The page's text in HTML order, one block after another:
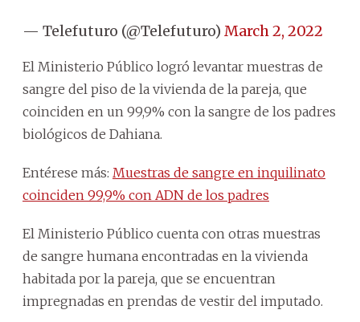
— Telefuturo (@Telefuturo) March 2, 2022
El Ministerio Público logró levantar muestras de
sangre del piso de la vivienda de la pareja, que
coinciden en un 99,9% con la sangre de los padres
biológicos de Dahiana.
Entérese más: Muestras de sangre en inquilinato
coinciden 99,9% con ADN de los padres
El Ministerio Público cuenta con otras muestras
de sangre humana encontradas en la vivienda
habitada por la pareja, que se encuentran
impregnadas en prendas de vestir del imputado.